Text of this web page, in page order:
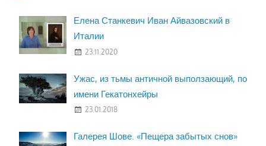
Елена Станкевич Иван Айвазовский в
Италии
23.11.2020
Ужас, из тьмы античной выползающий, по
имени Гекатонхейры
23.01.2018
Галерея Шове. «Пещера забытых снов»